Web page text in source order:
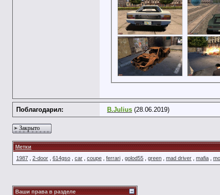
Поблагодарил: B.Julius (28.06.2019)
Закрыто
Метки
1987
2-door 614gso car coupe ferrari golod55 green mad driver mafia
Ваши права в разделе